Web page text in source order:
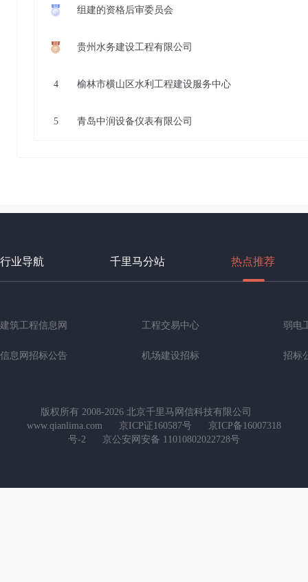
组建的资格后审委员会
贵州水务建设工程有限公司
4 榆林市横山区水利工程建设服务中心
5 青岛中润设备仪表有限公司
行业导航 千里马分站 热点推荐
建筑工程信息网 工程交易中心 弱电
信息网招标公告 机场建设招标 招标
版权所有 2008-2026 北京千里马网信科技有限公司
www.qianlima.com
京ICP证160587号
京ICP备16007318
号-2
京公安网安备 11010802022728号